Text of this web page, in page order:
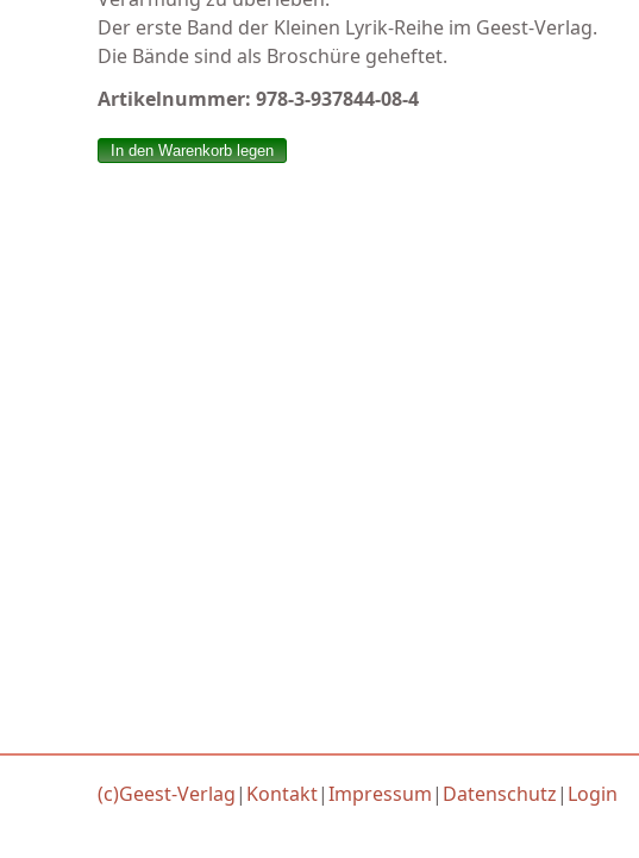
Der erste Band der Kleinen Lyrik-Reihe im Geest-Verlag.
Die Bände sind als Broschüre geheftet.
Artikelnummer: 978-3-937844-08-4
(c)Geest-Verlag| Kontakt|Impressum| Datenschutz| Login